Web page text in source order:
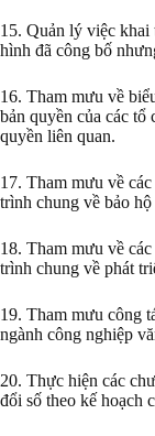
15. Quản lý việc khai
hình đã công bố
16. Tham mưu về
bản quyền của các tổ
quyền liên quan.
17. Tham mưu về
trình chung về bảo
18. Tham mưu về
trình chung về phát
19. Tham mưu công
ngành công nghiệp
20. Thực hiện các
đổi số theo kế hoạch